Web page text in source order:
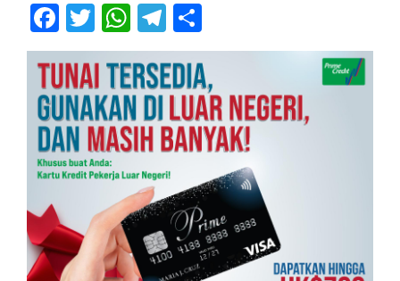
Facebook
Twitter
WhatsApp
Telegram